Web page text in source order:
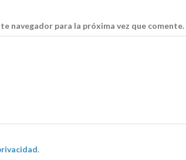
navegador para la próxima vez que comente.
.